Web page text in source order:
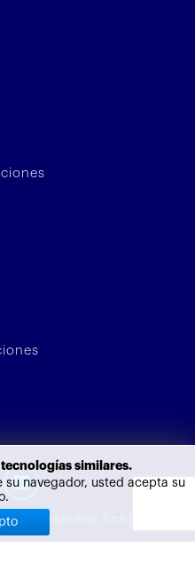
tecnologías similares.
navegador, usted acepta su
Bussiness School.